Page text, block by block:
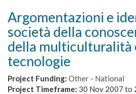
oriented
work)
for
Sematic
Interoperability
in
e-
Argomentazioni e
società della
della multiculturalità
tecnologie
Project Funding: Other - National
Project Timeframe: 30 Nov 2007 to